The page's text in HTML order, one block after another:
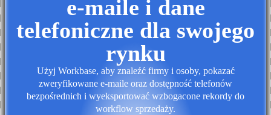
e-maile i dane
telefoniczne dla swojego
rynku
Użyj Workbase, aby znaleźć firmy i osoby, pokazać
zweryfikowane e-maile oraz dostępność telefonów
bezpośrednich i wyeksportować wzbogacone rekordy do
workflow sprzedaży.